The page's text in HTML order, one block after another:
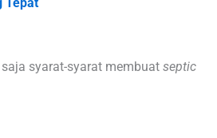
syarat-syarat membuat septic